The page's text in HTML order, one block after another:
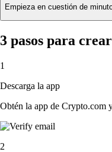
Empieza en cuestión de
3 pasos para
1
Descarga la app
Obtén la app de Crypto.com
2